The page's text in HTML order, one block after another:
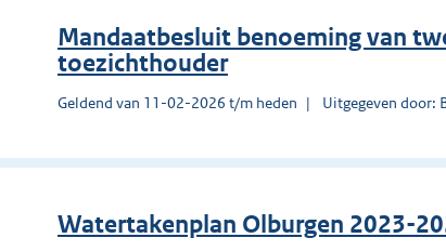
Mandaatbesluit benoeming van
toezichthouder
Geldend van 11-02-2026 t/m heden Uitgegeven door:
Watertakenplan Olburgen 2023-